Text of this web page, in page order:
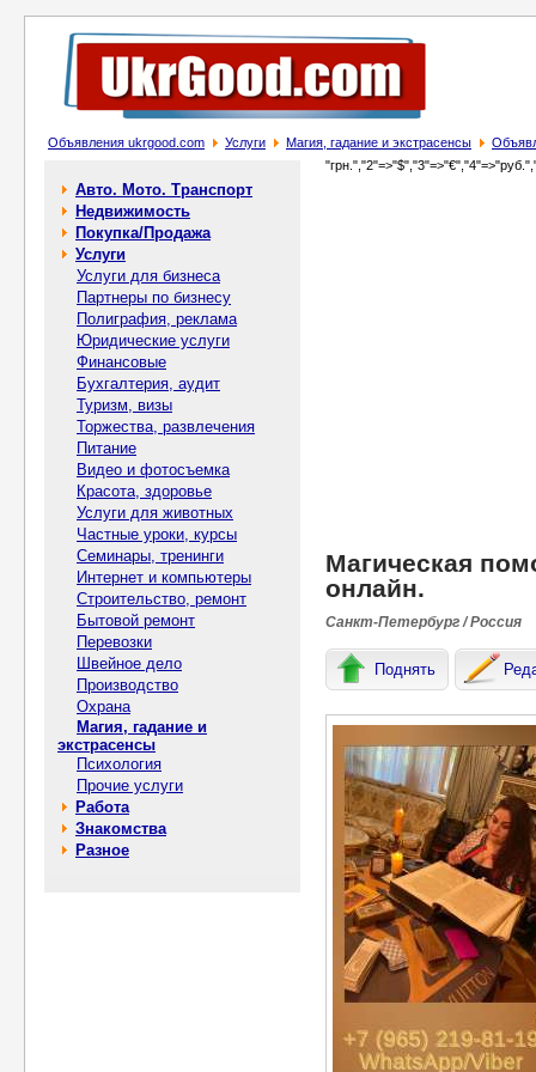
Объявления ukrgood.com Услуги Магия, гадание и экстрасенсы
Авто. Мото. Транспорт
Недвижимость
Покупка/Продажа
Услуги
Услуги для бизнеса
Партнеры по бизнесу
Полиграфия, реклама
Юридические услуги
Финансовые
Бухгалтерия, аудит
Туризм, визы
Торжества, развлечения
Питание
Видео и фотосъемка
Красота, здоровье
Услуги для животных
Частные уроки, курсы
Семинары, тренинги
Интернет и компьютеры
Строительство, ремонт
Бытовой ремонт
Перевозки
Швейное дело
Производство
Охрана
Магия, гадание и
экстрасенсы
Психология
Прочие услуги
Работа
Знакомства
Разное
Магическая
онлайн.
Санкт-Петербург / Россия
Поднять